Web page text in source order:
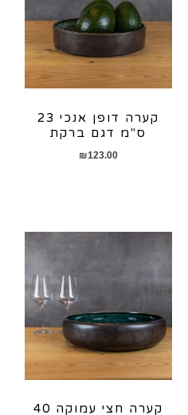
קערה דופן אנכי 23
ס"מ דגם ברקת
₪123.00
קערה חצי עמוקה 40